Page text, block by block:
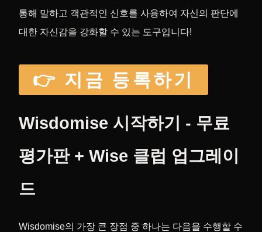
통해 말하고 객관적인 신호를 사용하여 자신의 판단에
대한 자신감을 강화할 수 있는 도구입니다!
👉 지금 등록하기
Wisdomise 시작하기 - 무료
평가판 + Wise 클럽 업그레이
드
Wisdomise의 가장 큰 장점 중 하나는 다음을 수행할 수